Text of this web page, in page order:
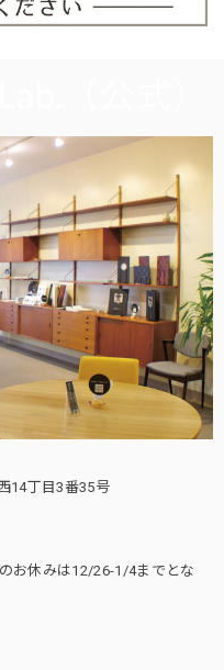
14丁目3番35号
お休みは12/26-1/4までとな